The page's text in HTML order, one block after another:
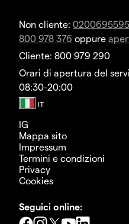
Non cliente: 0200695595
800 978 376 oppure
Cliente: 800 979 290
Orari di apertura del
08:30-20:00
IG
Mappa sito
Impressum
Termini e condizioni
Privacy
Cookies
Seguici online: